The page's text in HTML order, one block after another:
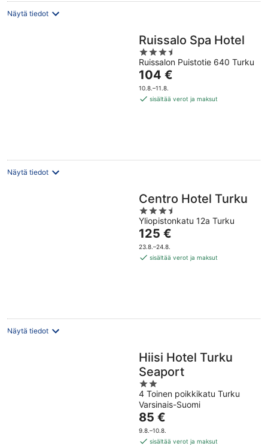
Näytä tiedot
Ruissalo Spa Hotel
3.5
out
of
5
Ruissalon Puistotie 640 Turku
Hinta
on
104 €
104 €
10.8.–11.8.
sisältää verot ja maksut
Näytä tiedot
Centro Hotel Turku
3.5
out
of
5
Yliopistonkatu 12a Turku
Hinta
on
125 €
125 €
23.8.–24.8.
sisältää verot ja maksut
Näytä tiedot
Hiisi Hotel Turku
Seaport
2
out
of
5
4 Toinen poikkikatu Turku
Varsinais-Suomi
Hinta
on
85 €
85 €
9.8.–10.8.
sisältää verot ja maksut